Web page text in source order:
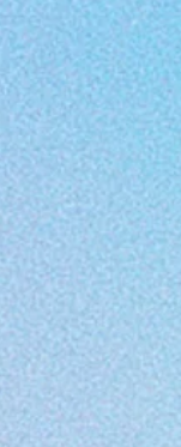
/
Pierre Cuq joue cette
de Marine Colard.
Création novembre
puis en tournée à
Scène Nationale de
Pour tout
productions